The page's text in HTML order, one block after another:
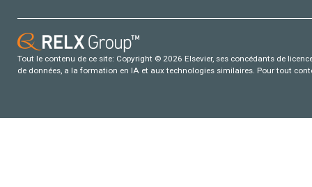
Tout le contenu de ce site: Copyright © 2026 Elsevier, ses concédants de
de données, a la formation en IA et aux technologies similaires. Pour tout